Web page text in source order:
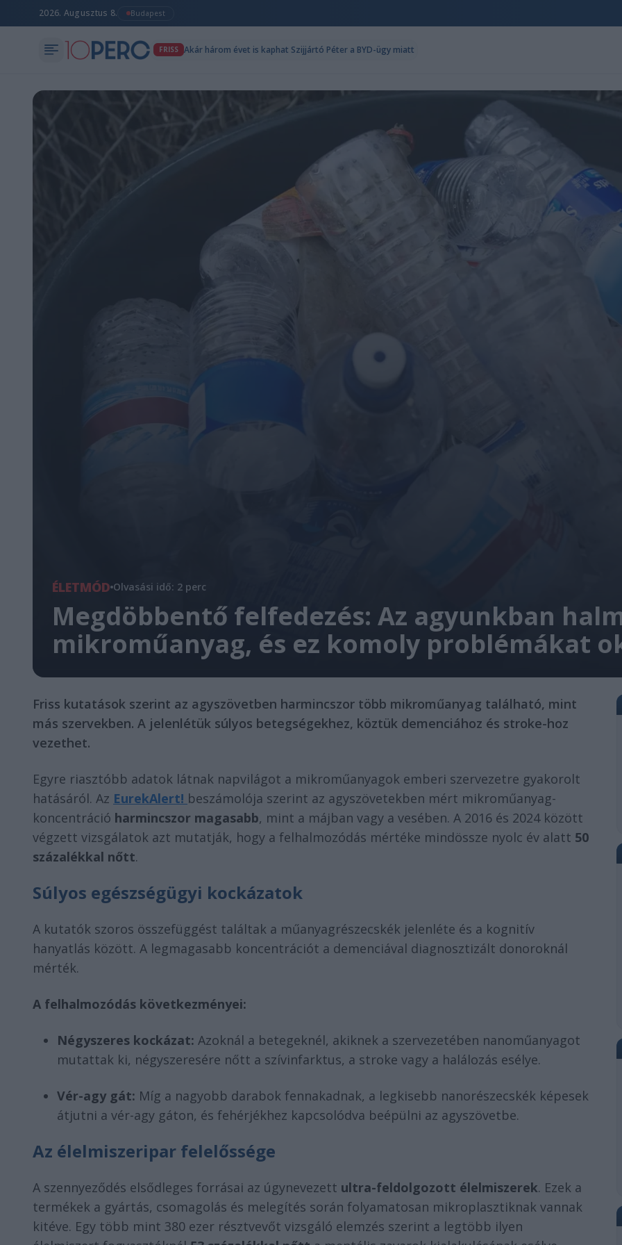
2026. Augusztus 8. Budapest
FRISS Akár három évet is kaphat Szijjártó Péter a BYD-ügy miatt
ÉLETMÓD Olvasási idő: 2 perc
Megdöbbentő felfedezés: Az agyunkban
mikroműanyag, és ez komoly problémákat
Friss kutatások szerint az agyszövetben harmincszor több mikroműanyag található, mint
más szervekben. A jelenlétük súlyos betegségekhez, köztük demenciához és stroke-hoz
vezethet.
Egyre riasztóbb adatok látnak napvilágot a mikroműanyagok emberi szervezetre gyakorolt
hatásáról. Az EurekAlert! beszámolója szerint az agyszövetekben mért mikroműanyag-
koncentráció harmincszor magasabb, mint a májban vagy a vesében. A 2016 és 2024 között
végzett vizsgálatok azt mutatják, hogy a felhalmozódás mértéke mindössze nyolc év alatt 50
százalékkal nőtt.
Súlyos egészségügyi kockázatok
A kutatók szoros összefüggést találtak a műanyagrészecskék jelenléte és a kognitív
hanyatlás között. A legmagasabb koncentrációt a demenciával diagnosztizált donoroknál
mérték.
A felhalmozódás következményei:
Négyszeres kockázat: Azoknál a betegeknél, akiknek a szervezetében nanoműanyagot
mutattak ki, négyszeresére nőtt a szívinfarktus, a stroke vagy a halálozás esélye.
Vér-agy gát: Míg a nagyobb darabok fennakadnak, a legkisebb nanorészecskék képesek
átjutni a vér-agy gáton, és fehérjékhez kapcsolódva beépülni az agyszövetbe.
Az élelmiszeripar felelőssége
A szennyeződés elsődleges forrásai az úgynevezett ultra-feldolgozott élelmiszerek. Ezek a
termékek a gyártás, csomagolás és melegítés során folyamatosan mikroplasztiknak vannak
kitéve. Egy több mint 380 ezer résztvevőt vizsgáló elemzés szerint a legtöbb ilyen